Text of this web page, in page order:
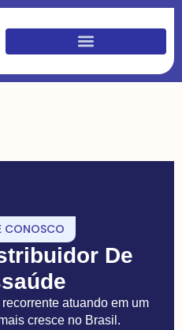
CONOSCO
De
atuando em um
cresce no Brasil.